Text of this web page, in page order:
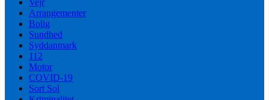
Arrangementer
Bolig
Sundhed
Syddanmark
112
Motor
COVID-19
Sort Sol